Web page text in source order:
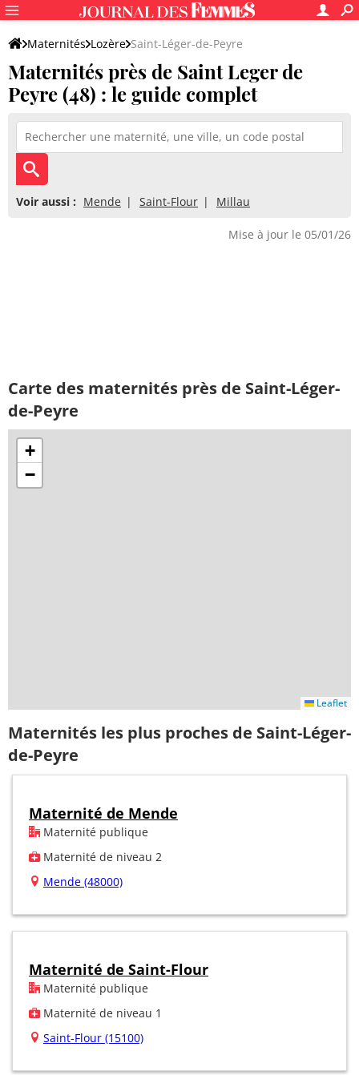
Maternités Lozère Saint-Léger-de-Peyre
Maternités près de Saint Leger de
Peyre (48) : le guide complet
Voir aussi : Mende Saint-Flour Millau
Mise à jour le 05/01/26
Carte des maternités près de Saint-Léger-
de-Peyre
+
−
Leaflet
Maternités les plus proches de Saint-Léger-
de-Peyre
Maternité de Mende
Maternité publique
Maternité de niveau 2
Mende (48000)
Maternité de Saint-Flour
Maternité publique
Maternité de niveau 1
Saint-Flour (15100)